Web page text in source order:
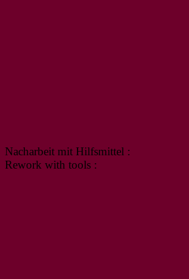
Nacharbeit mit Hilfsmittel :
Rework with tools :